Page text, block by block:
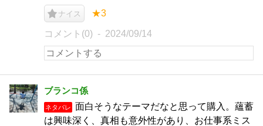
ナイス ★3
コメント(0) 2024/09/14
ブランコ係
ネタバレ
面白そうなテーマだなと思って購入。蘊蓄
は興味深く、真相も意外性があり、お仕事系ミス